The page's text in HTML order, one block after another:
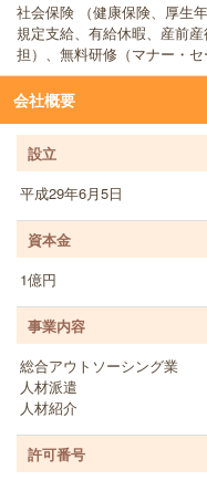
社会保険 （健康保険、厚生
規定支給、有給休暇、産前
担）、無料研修（マナー・セ
会社概要
設立
平成29年6月5日
資本金
1億円
事業内容
総合アウトソーシング業
人材派遣
人材紹介
許可番号